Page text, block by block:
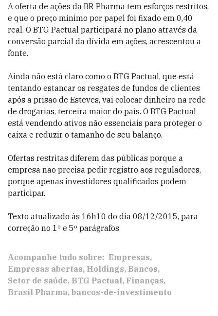
A oferta de ações da BR Pharma tem esforços restritos,
e que o preço mínimo por papel foi fixado em 0,40
real. O BTG Pactual participará no plano através da
conversão parcial da dívida em ações, acrescentou a
fonte.
Ainda não está claro como o BTG Pactual, que está
tentando estancar os resgates de fundos de clientes
após a prisão de Esteves, vai colocar dinheiro na rede
de drogarias, terceira maior do país. O BTG Pactual
está vendendo ativos não essenciais para proteger o
caixa e reduzir o tamanho de seu balanço.
Ofertas restritas diferem das públicas porque a
empresa não precisa pedir registro aos reguladores,
porque apenas investidores qualificados podem
participar.
Texto atualizado às 16h10 do dia 08/12/2015, para
correção no 1º e 5º parágrafos
Acompanhe tudo sobre: Empresas
Empresas abertas Holdings Bancos
Setor de saúde BTG Pactual Finanças
Brasil Pharma bancos-de-investimento